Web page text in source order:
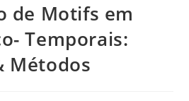
de Motifs em
Temporais:
Métodos